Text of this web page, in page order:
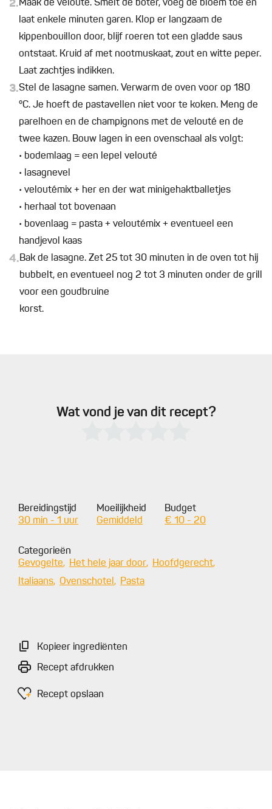
2.Maak de velouté. Smelt de boter, voeg de bloem toe en
laat enkele minuten garen. Klop er langzaam de
kippenbouillon door, blijf roeren tot een gladde saus
ontstaat. Kruid af met nootmuskaat, zout en witte peper.
Laat zachtjes indikken.
3.Stel de lasagne samen. Verwarm de oven voor op 180
°C. Je hoeft de pastavellen niet voor te koken. Meng de
parelhoen en de champignons met de velouté en de
twee kazen. Bouw lagen in een ovenschaal als volgt:
• bodemlaag = een lepel velouté
• lasagnevel
• veloutémix + her en der wat minigehaktballetjes
• herhaal tot bovenaan
• bovenlaag = pasta + veloutémix + eventueel een
handjevol kaas
4.Bak de lasagne. Zet 25 tot 30 minuten in de oven tot hij
bubbelt, en eventueel nog 2 tot 3 minuten onder de grill
voor een goudbruine
korst.
Wat vond je van dit recept?
Bereidingstijd
30 min - 1 uur
Moeilijkheid
Gemiddeld
Budget
€ 10 - 20
Categorieën
Gevogelte
Het hele jaar door
Hoofdgerecht
Italiaans
Ovenschotel Pasta
Kopieer ingrediënten
Recept afdrukken
Recept opslaan